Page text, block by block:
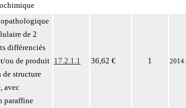
de 2
différenciés
ou de produit
structure
avec
paraffine
17.2.1.1 36,62 € 1 2014